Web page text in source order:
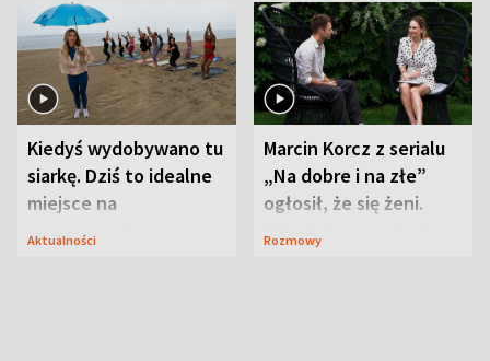
Kiedyś wydobywano tu
siarkę. Dziś to idealne
miejsce na
wypoczynek
Aktualności
Marcin Korcz z serialu
„Na dobre i na złe”
ogłosił, że się żeni.
Zdradził, co zmienił
Rozmowy